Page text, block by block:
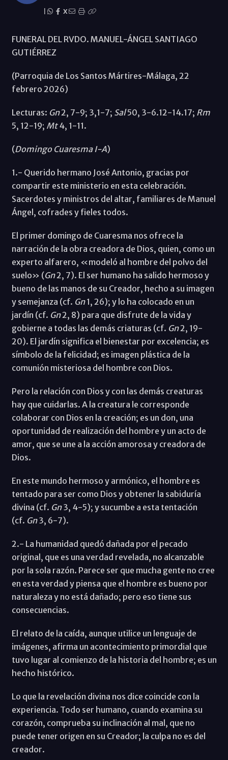
X
FUNERAL DEL RVDO. MANUEL-ÁNGEL SANTIAGO
GUTIÉRREZ
(Parroquia de Los Santos Mártires-Málaga, 22
febrero 2026)
Lecturas: Gn2, 7-9; 3,1-7; Sal50, 3-6.12-14.17; Rm
5, 12-19; Mt4, 1-11.
(Domingo Cuaresma I-A)
1.- Querido hermano José Antonio, gracias por
compartir este ministerio en esta celebración.
Sacerdotes y ministros del altar, familiares de Manuel
Ángel, cofrades y fieles todos.
El primer domingo de Cuaresma nos ofrece la
narración de la obra creadora de Dios, quien, como un
experto alfarero, «modeló al hombre del polvo del
suelo» (Gn2, 7). El ser humano ha salido hermoso y
bueno de las manos de su Creador, hecho a su imagen
y semejanza (cf. Gn1, 26); y lo ha colocado en un
jardín (cf. Gn2, 8) para que disfrute de la vida y
gobierne a todas las demás criaturas (cf. Gn2, 19-
20). El jardín significa el bienestar por excelencia; es
símbolo de la felicidad; es imagen plástica de la
comunión misteriosa del hombre con Dios.
Pero la relación con Dios y con las demás creaturas
hay que cuidarlas. A la creatura le corresponde
colaborar con Dios en la creación; es un don, una
oportunidad de realización del hombre y un acto de
amor, que se une a la acción amorosa y creadora de
Dios.
En este mundo hermoso y armónico, el hombre es
tentado para ser como Dios y obtener la sabiduría
divina (cf. Gn3, 4-5); y sucumbe a esta tentación
(cf. Gn3, 6-7).
2.- La humanidad quedó dañada por el pecado
original, que es una verdad revelada, no alcanzable
por la sola razón. Parece ser que mucha gente no cree
en esta verdad y piensa que el hombre es bueno por
naturaleza y no está dañado; pero eso tiene sus
consecuencias.
El relato de la caída, aunque utilice un lenguaje de
imágenes, afirma un acontecimiento primordial que
tuvo lugar al comienzo de la historia del hombre; es un
hecho histórico.
Lo que la revelación divina nos dice coincide con la
experiencia. Todo ser humano, cuando examina su
corazón, comprueba su inclinación al mal, que no
puede tener origen en su Creador; la culpa no es del
creador.